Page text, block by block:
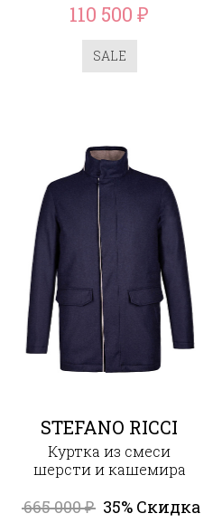
110 500₽
SALE
STEFANO RICCI
Куртка из смеси
шерсти и кашемира
665 000₽ 35% Скидка